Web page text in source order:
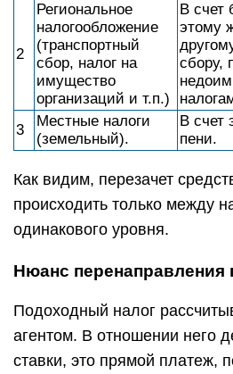
2
Региональное
налогообложение
(транспортный
сбор, налог на
имущество
организаций и т.п.)
В счет
этому
сбору,
3
Местные налоги
(земельный).
В счет
пени.
Как видим, перезачет
происходить только между
одинакового уровня.
Нюанс
Подоходный налог
агентом. В отношении него
ставки, это прямой платеж,